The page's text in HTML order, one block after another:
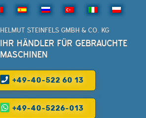
HELMUT STEINFELS GMBH & CO. KG
IHR HÄNDLER FÜR GEBRAUCHTE
MASCHINEN
+49-40-522 60 13
+49-40-5226-013